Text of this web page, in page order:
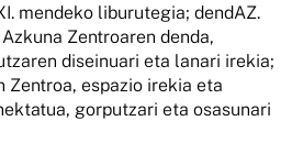
mendeko liburutegia; dendAZ.
Zentroaren denda,
diseinuari eta lanari irekia;
Zentroa, espazio irekia eta
gorputzari eta osasunari